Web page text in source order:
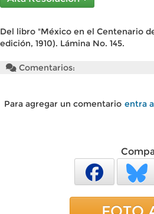
Del libro "México en el Centenario
edición, 1910). Lámina No. 145.
Comentarios:
Para agregar un comentario entra